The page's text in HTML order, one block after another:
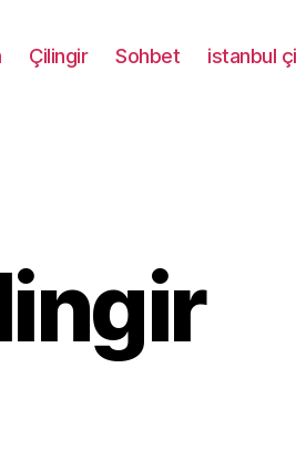
Çilingir Sohbet istanbul